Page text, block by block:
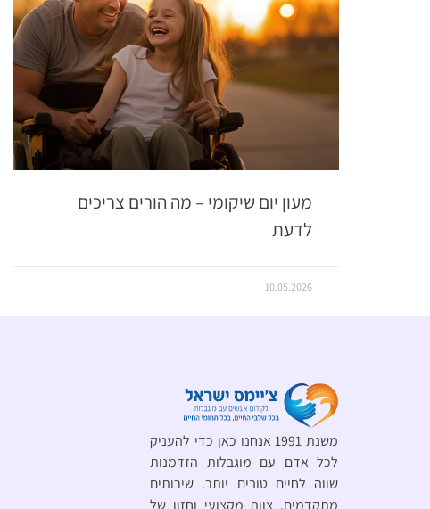
מעון יום שיקומי – מה הורים צריכים
לדעת
10.05.2026
משנת 1991 אנחנו כאן כדי להעניק
לכל אדם עם מוגבלות הזדמנות
שווה לחיים טובים יותר. שירותים
מתקדמים, צוות מקצועי וחזון של